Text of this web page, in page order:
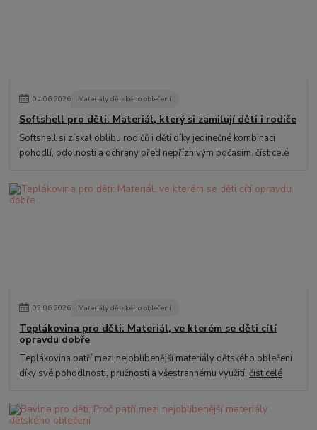
04.06.2026 Materiály dětského oblečení
Softshell pro děti: Materiál, který si zamilují děti i rodiče
Softshell si získal oblibu rodičů i dětí díky jedinečné kombinaci
pohodlí, odolnosti a ochrany před nepříznivým počasím.číst celé
02.06.2026 Materiály dětského oblečení
Teplákovina pro děti: Materiál, ve kterém se děti cítí
opravdu dobře
Teplákovina patří mezi nejoblíbenější materiály dětského oblečení
díky své pohodlnosti, pružnosti a všestrannému využití.číst celé